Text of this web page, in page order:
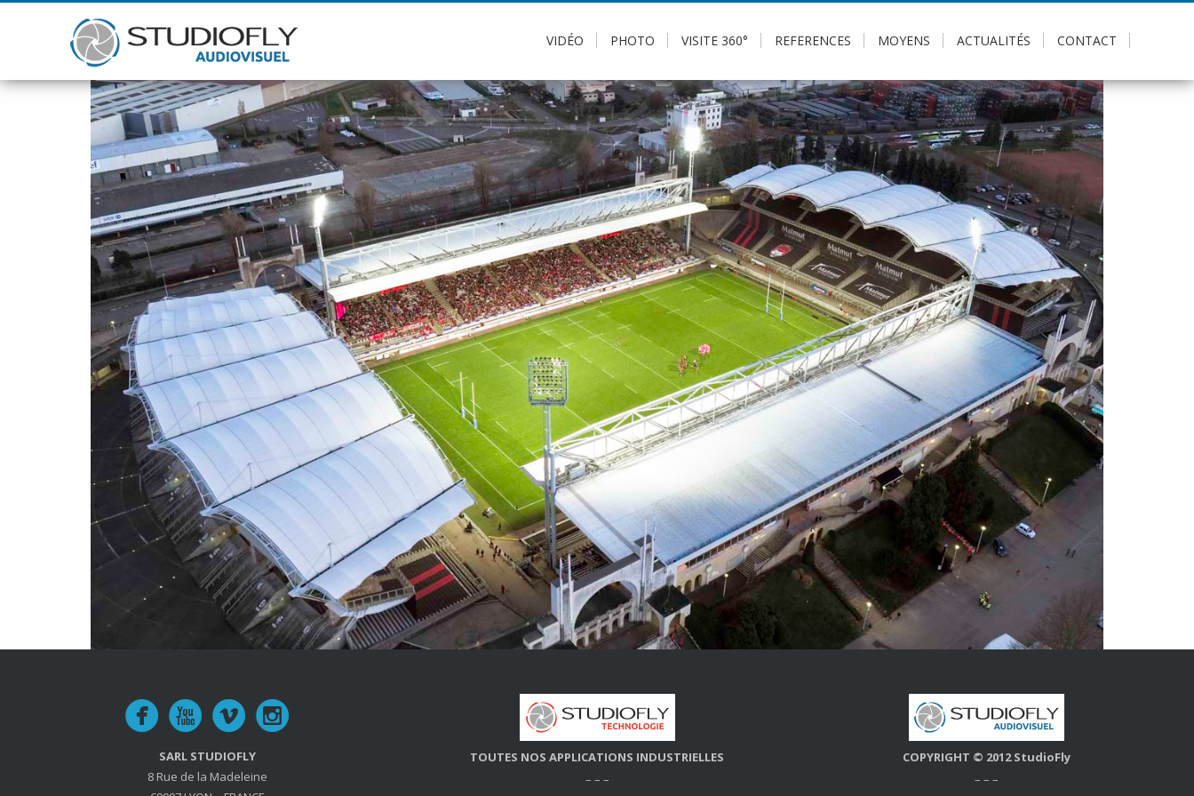
VIDÉO PHOTO VISITE 360° REFERENCES MOYENS ACTUALITÉS CONTACT
SARL STUDIOFLY
8 Rue de la Madeleine
TOUTES NOS APPLICATIONS INDUSTRIELLES
– – –
COPYRIGHT © 2012 StudioFly
– – –